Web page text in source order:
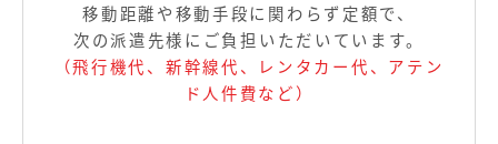
移動距離や移動手段に関わらず定額で、
次の派遣先様にご負担いただいています。
（飛行機代、新幹線代、レンタカー代、アテン
ド人件費など）